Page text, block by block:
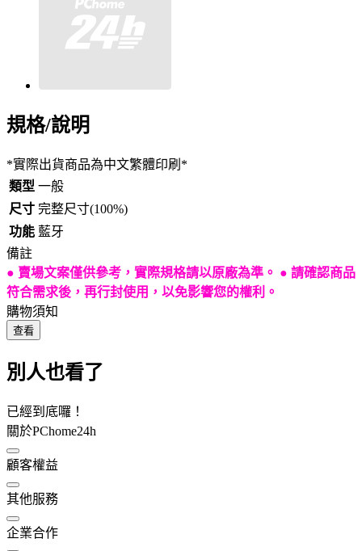
規格/說明
*實際出貨商品為中文繁體印刷*
類型 一般
尺寸 完整尺寸(100%)
功能 藍牙
備註
● 賣場文案僅供參考，實際規格請以原廠為準。 ● 請確認商品
符合需求後，再行封使用，以免影響您的權利。
購物須知
查看
別人也看了
已經到底囉！
關於PChome24h
顧客權益
其他服務
企業合作